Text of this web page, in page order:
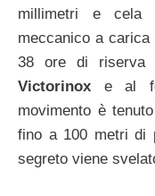
millimetri e cela
meccanico a
38 ore di riserva
Victorinox e al
movimento è
fino a 100 metri di
segreto viene